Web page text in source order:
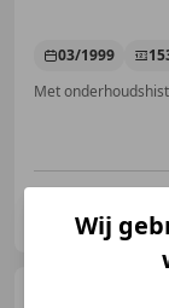
03/1999
NL-7151 HT
Wij